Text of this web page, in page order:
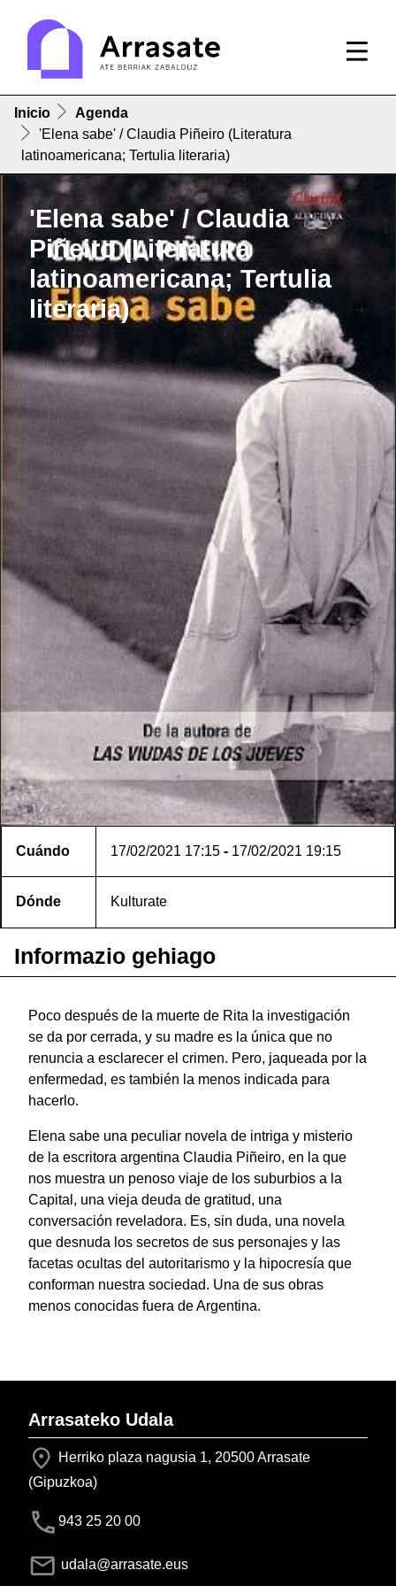
Inicio
Agenda
'Elena sabe' / Claudia Piñeiro (Literatura
latinoamericana; Tertulia literaria)
'Elena sabe' / Claudia
Piñeiro (Literatura
latinoamericana; Tertulia
literaria)
Cuándo 17/02/2021 17:15 - 17/02/2021 19:15
Dónde Kulturate
Informazio gehiago
Poco después de la muerte de Rita la investigación
se da por cerrada, y su madre es la única que no
renuncia a esclarecer el crimen. Pero, jaqueada por la
enfermedad, es también la menos indicada para
hacerlo.
Elena sabe una peculiar novela de intriga y misterio
de la escritora argentina Claudia Piñeiro, en la que
nos muestra un penoso viaje de los suburbios a la
Capital, una vieja deuda de gratitud, una
conversación reveladora. Es, sin duda, una novela
que desnuda los secretos de sus personajes y las
facetas ocultas del autoritarismo y la hipocresía que
conforman nuestra sociedad. Una de sus obras
menos conocidas fuera de Argentina.
Arrasateko Udala
Herriko plaza nagusia 1, 20500 Arrasate
(Gipuzkoa)
943 25 20 00
udala@arrasate.eus